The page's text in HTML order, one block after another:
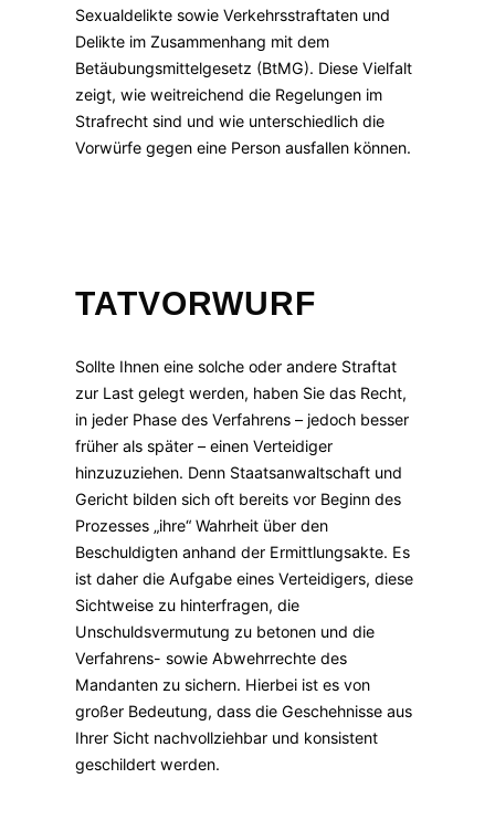
Sexualdelikte sowie Verkehrsstraftaten und
Delikte im Zusammenhang mit dem
Betäubungsmittelgesetz (BtMG). Diese Vielfalt
zeigt, wie weitreichend die Regelungen im
Strafrecht sind und wie unterschiedlich die
Vorwürfe gegen eine Person ausfallen können.
TATVORWURF
Sollte Ihnen eine solche oder andere Straftat
zur Last gelegt werden, haben Sie das Recht,
in jeder Phase des Verfahrens – jedoch besser
früher als später – einen Verteidiger
hinzuzuziehen. Denn Staatsanwaltschaft und
Gericht bilden sich oft bereits vor Beginn des
Prozesses „ihre“ Wahrheit über den
Beschuldigten anhand der Ermittlungsakte. Es
ist daher die Aufgabe eines Verteidigers, diese
Sichtweise zu hinterfragen, die
Unschuldsvermutung zu betonen und die
Verfahrens- sowie Abwehrrechte des
Mandanten zu sichern. Hierbei ist es von
großer Bedeutung, dass die Geschehnisse aus
Ihrer Sicht nachvollziehbar und konsistent
geschildert werden.